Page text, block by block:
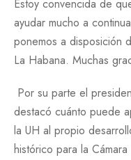
Estoy convencida de
ayudar mucho a
ponemos a disposición
La Habana. Muchas
Por su parte el
destacó cuánto puede
la UH al propio
histórico para la